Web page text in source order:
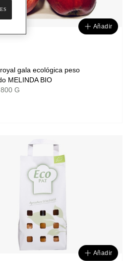
Añadir
gala ecológica peso
MELINDA BIO
800 G
Añadir